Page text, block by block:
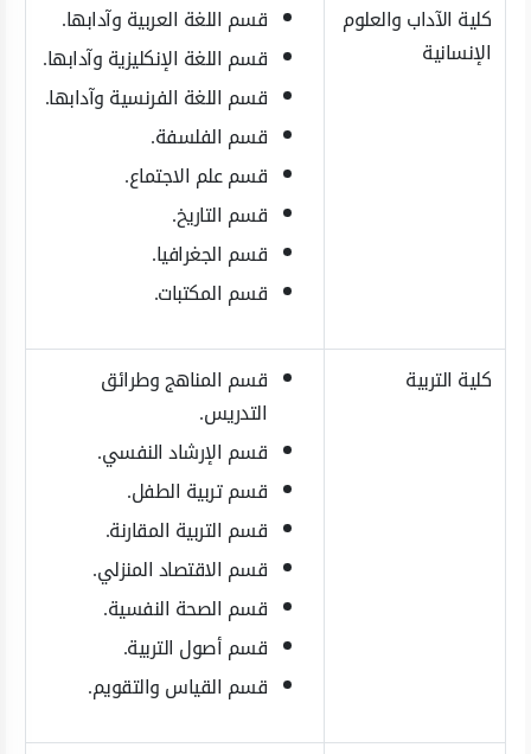
كلية الآداب والعلوم
الإنسانية
قسم اللغة العربية وآدابها.
قسم اللغة الإنكليزية وآدابها.
قسم اللغة الفرنسية وآدابها.
قسم الفلسفة.
قسم علم الاجتماع.
قسم التاريخ.
قسم الجغرافيا.
قسم المكتبات.
كلية التربية
قسم المناهج وطرائق
التدريس.
قسم الإرشاد النفسي.
قسم تربية الطفل.
قسم التربية المقارنة.
قسم الاقتصاد المنزلي.
قسم الصحة النفسية.
قسم أصول التربية.
قسم القياس والتقويم.